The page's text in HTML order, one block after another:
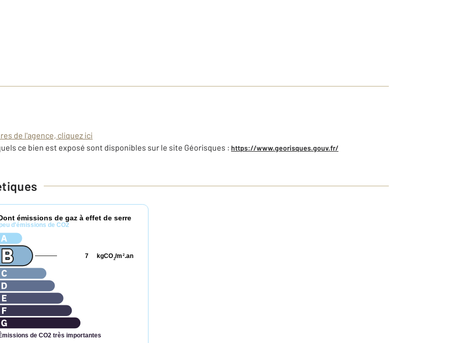
de l'agence, cliquez ici
ce bien est exposé sont disponibles sur le site Géorisques : https://www.georisques.gouv.fr/
émissions de gaz à effet de serre
d'émissions de CO2
de CO2 très importantes
kgCO2/m 2.an
7